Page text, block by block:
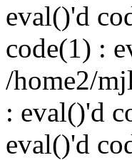
eval()'d
code(1) :
/home2/
: eval()'d
eval()'d